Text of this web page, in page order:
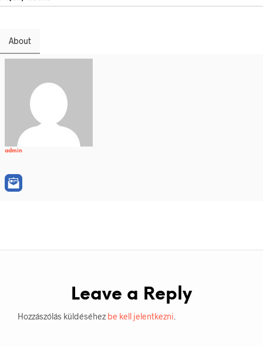
About
admin
Leave a Reply
Hozzászólás küldéséhez be kell jelentkezni